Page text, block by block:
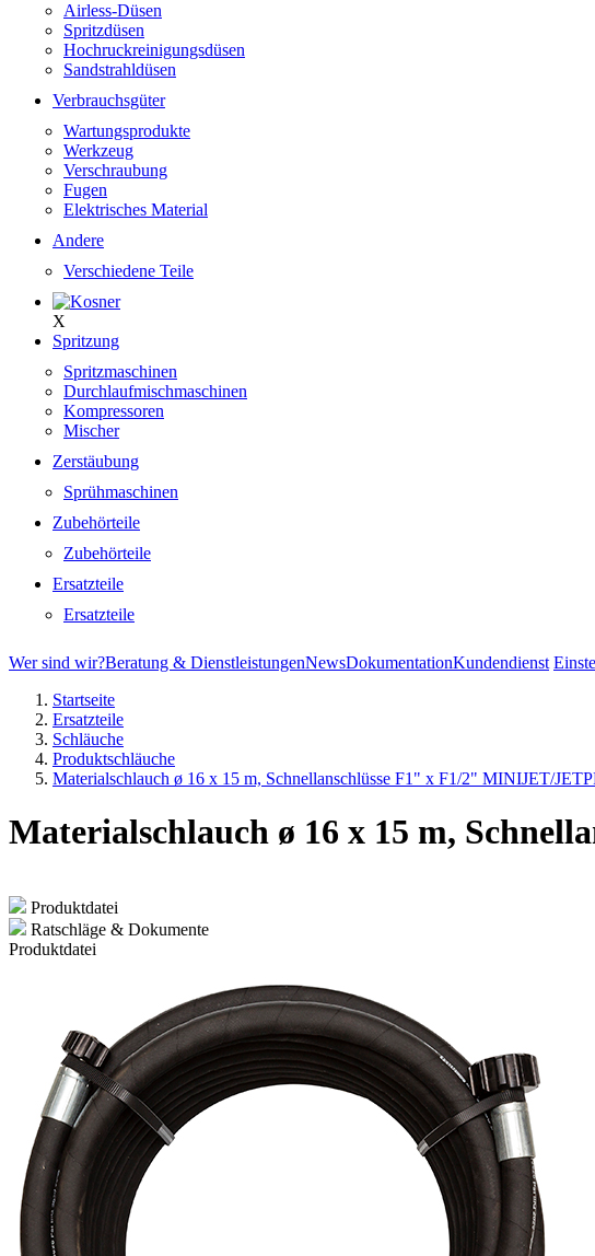
Airless-Düsen
Spritzdüsen
Hochruckreinigungsdüsen
Sandstrahldüsen
Verbrauchsgüter
Wartungsprodukte
Werkzeug
Verschraubung
Fugen
Elektrisches Material
Andere
Verschiedene Teile
X
Spritzung
Spritzmaschinen
Durchlaufmischmaschinen
Kompressoren
Mischer
Zerstäubung
Sprühmaschinen
Zubehörteile
Zubehörteile
Ersatzteile
Ersatzteile
Wer sind wir?Beratung & DienstleistungenNewsDokumentationKundendienst
Startseite
Ersatzteile
Schläuche
Produktschläuche
Materialschlauch ø 16 x 15 m, Schnellanschlüsse F1" x F1/2" MINIJET/
Materialschlauch ø 16 x 15 m,
Produktdatei
Ratschläge & Dokumente
Produktdatei